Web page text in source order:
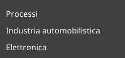
Processi
Industria automobilistica
Elettronica